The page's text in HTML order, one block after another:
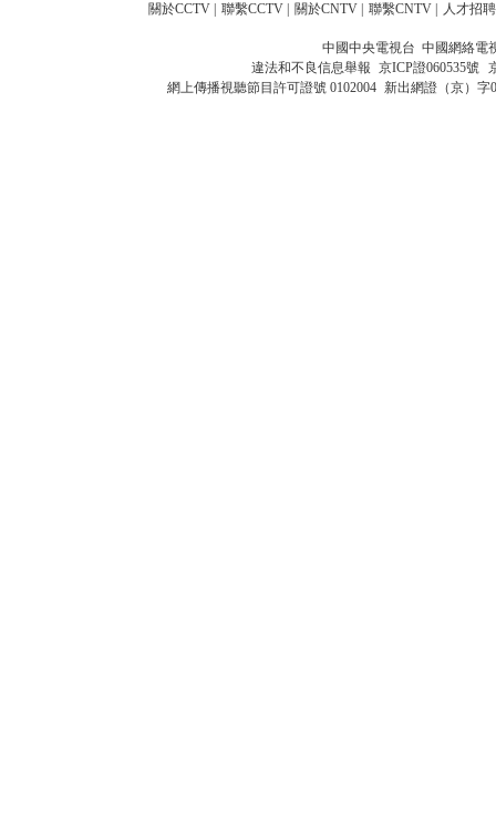
關於CCTV 聯繫CCTV 關於CNTV 聯繫CNTV 人才招聘
中國中央電視台 中國網絡電
違法和不良信息舉報 京ICP證060535號
網上傳播視聽節目許可證號 0102004 新出網證（京）